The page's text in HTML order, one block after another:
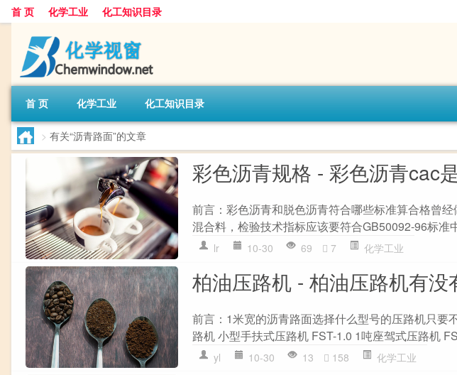
首 页 化学工业 化工知识目录
首 页 化学工业 化工知识目录
> 有关“沥青路面”的文章
彩色沥青规格 - 彩色沥青cac
前言：彩色沥青和脱色沥青符合哪些标准算合格曾
混合料，检验技术指标应该要符合GB50092-96标准
lr 10-30 69 7 化学工业
柏油压路机 - 柏油压路机有没
前言：1米宽的沥青路面选择什么型号的压路机只要
路机 小型手扶式压路机 FST-1.0 1吨座驾式压路机
yl 10-30 13 158 化学工业